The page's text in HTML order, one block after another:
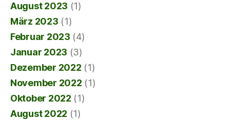
August 2023 (1)
März 2023 (1)
Februar 2023 (4)
Januar 2023 (3)
Dezember 2022 (1)
November 2022 (1)
Oktober 2022 (1)
August 2022 (1)